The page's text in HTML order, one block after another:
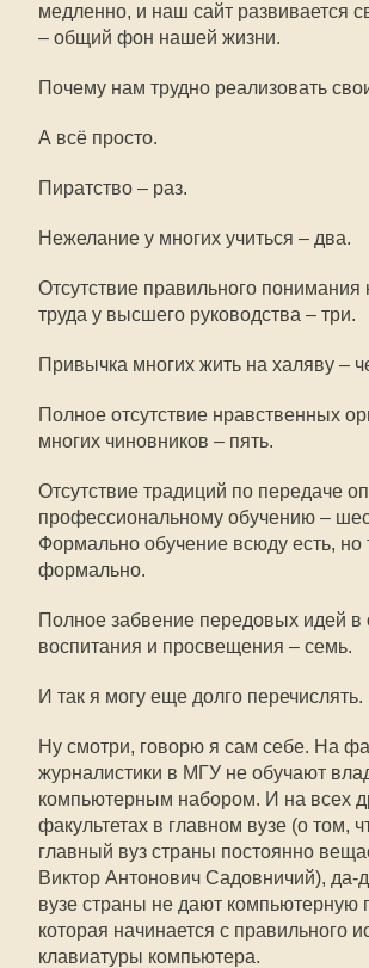
медленно, и наш сайт развивается
– общий фон нашей жизни.
Почему нам трудно реализовать
А всё просто.
Пиратство – раз.
Нежелание у многих учиться – два.
Отсутствие правильного понимания
труда у высшего руководства – три.
Привычка многих жить на халяву –
Полное отсутствие нравственных
многих чиновников – пять.
Отсутствие традиций по передаче
профессиональному обучению –
Формально обучение всюду есть, но
формально.
Полное забвение передовых идей в
воспитания и просвещения – семь.
И так я могу еще долго перечислять.
Ну смотри, говорю я сам себе. На
журналистики в МГУ не обучают
компьютерным набором. И на всех
факультетах в главном вузе (о том,
главный вуз страны постоянно
Виктор Антонович Садовничий), да-
вузе страны не дают компьютерную
которая начинается с правильного
клавиатуры компьютера.